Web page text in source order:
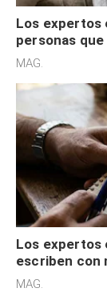
Los expertos
personas
redes
MAG.
Los expertos
escriben con
acelerado y
MAG.